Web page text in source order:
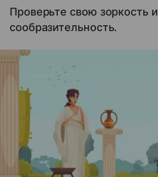
Проверьте свою зоркость и
сообразительность.